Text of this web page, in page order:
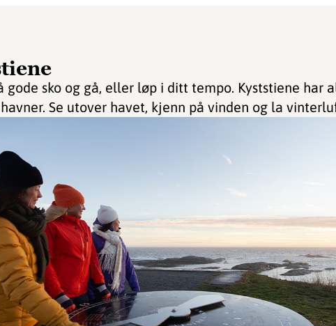
gode sko og gå, eller løp i ditt tempo. Kyststiene har
Se utover havet, kjenn på vinden og la